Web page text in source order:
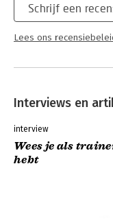
Schrijf een
Lees ons
Interviews en
interview
Wees je als
hebt